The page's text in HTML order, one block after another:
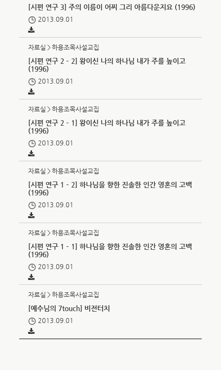
[시편 연구 3] 주의 이름이 어찌 그리 아름다운지요 (1996)
2013.09.01
자료실＞하용조목사설교집
[시편 연구 2 – 2] 왕이신 나의 하나님 내가 주를 높이고
(1996)
2013.09.01
자료실＞하용조목사설교집
[시편 연구 2 – 1] 왕이신 나의 하나님 내가 주를 높이고
(1996)
2013.09.01
자료실＞하용조목사설교집
[시편 연구 1 – 2] 하나님을 향한 진솔한 인간 영혼의 고백
(1996)
2013.09.01
자료실＞하용조목사설교집
[시편 연구 1 – 1] 하나님을 향한 진솔한 인간 영혼의 고백
(1996)
2013.09.01
자료실＞하용조목사설교집
[예수님의 7touch] 비전터치
2013.09.01